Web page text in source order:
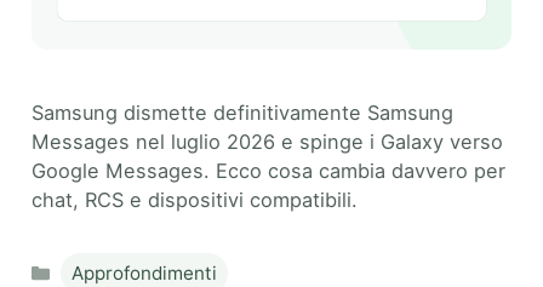
Samsung dismette definitivamente Samsung
Messages nel luglio 2026 e spinge i Galaxy verso
Google Messages. Ecco cosa cambia davvero per
chat, RCS e dispositivi compatibili.
Categories
Approfondimenti